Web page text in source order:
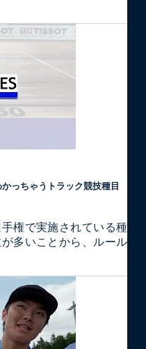
っちゃうトラック競技種目
権で実施されている種
多いことから、ルール